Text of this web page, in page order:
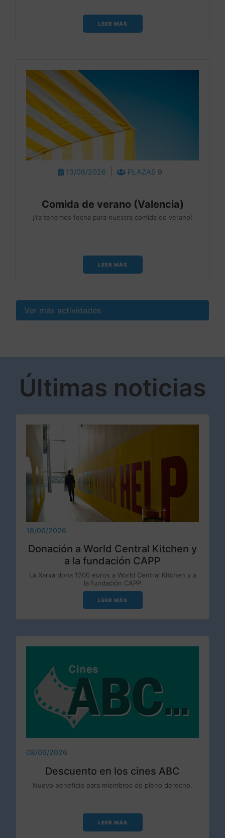
LEER MÁS
13/06/2026 PLAZAS 9
Comida de verano (Valencia)
¡Ya tenemos fecha para nuestra comida de verano!
LEER MÁS
Ver más actividades
Últimas noticias
18/06/2026
Donación a World Central Kitchen y
a la fundación CAPP
La Xarxa dona 1200 euros a World Central Kitchen y a
la fundación CAPP
LEER MÁS
08/06/2026
Descuento en los cines ABC
Nuevo beneficio para miembros de pleno derecho.
LEER MÁS